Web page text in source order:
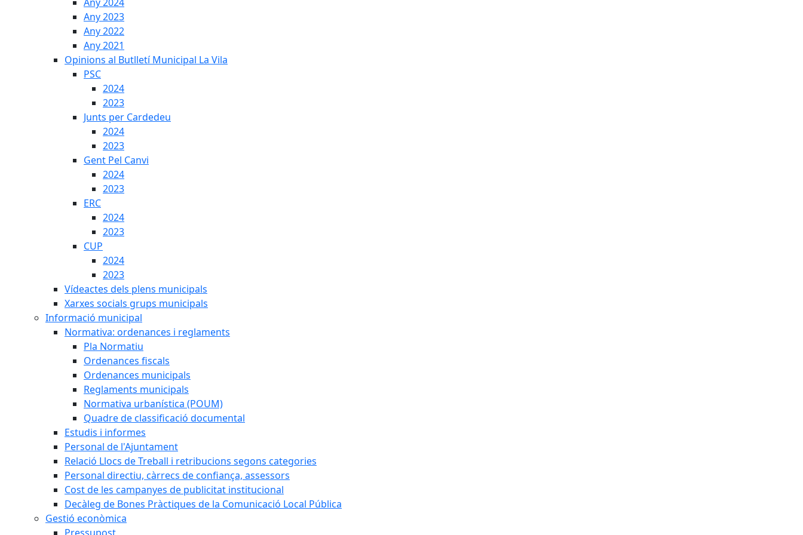
Any 2023
Any 2022
Any 2021
Opinions al Butlletí Municipal La Vila
PSC
2024
2023
Junts per Cardedeu
2024
2023
Gent Pel Canvi
2024
2023
ERC
2024
2023
CUP
2024
2023
Vídeactes dels plens municipals
Xarxes socials grups municipals
Informació municipal
Normativa: ordenances i reglaments
Pla Normatiu
Ordenances fiscals
Ordenances municipals
Reglaments municipals
Normativa urbanística (POUM)
Quadre de classificació documental
Estudis i informes
Personal de l'Ajuntament
Relació Llocs de Treball i retribucions segons categories
Personal directiu, càrrecs de confiança, assessors
Cost de les campanyes de publicitat institucional
Decàleg de Bones Pràctiques de la Comunicació Local Pública
Gestió econòmica